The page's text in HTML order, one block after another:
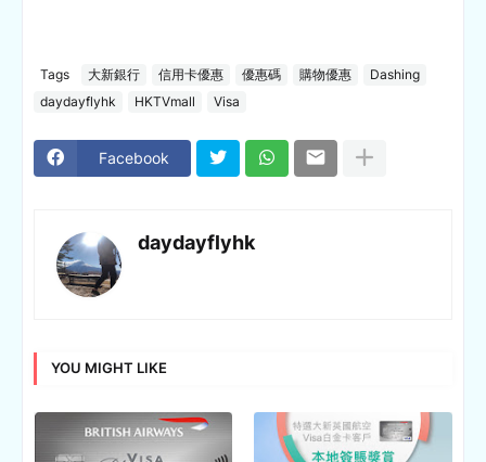
Tags 大新銀行 信用卡優惠 優惠碼 購物優惠
Dashing
daydayflyhk
HKTVmall Visa
Facebook
daydayflyhk
YOU MIGHT LIKE